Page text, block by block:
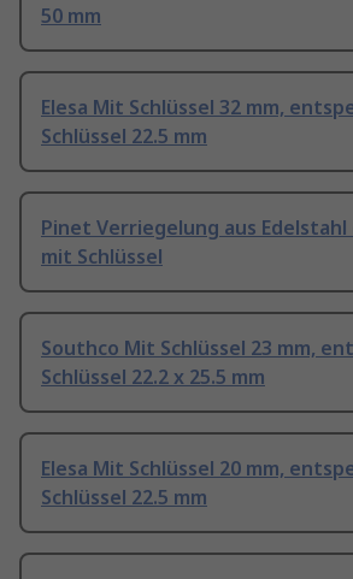
50 mm
Elesa Mit Schlüssel 32 mm,
Schlüssel 22.5 mm
Pinet Verriegelung aus
mit Schlüssel
Southco Mit Schlüssel 23 mm,
Schlüssel 22.2 x 25.5 mm
Elesa Mit Schlüssel 20 mm,
Schlüssel 22.5 mm